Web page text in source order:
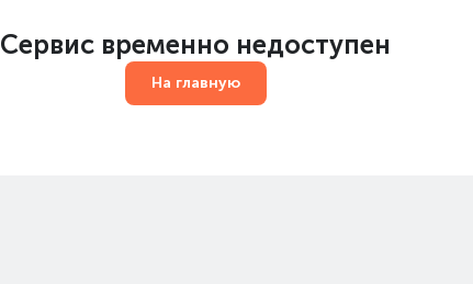
Сервис временно недоступен
На главную